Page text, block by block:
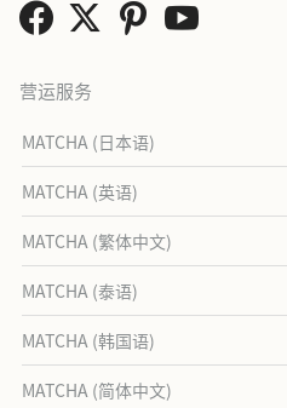
营运服务
MATCHA (日本语)
MATCHA (英语)
MATCHA (繁体中文)
MATCHA (泰语)
MATCHA (韩国语)
MATCHA (简体中文)